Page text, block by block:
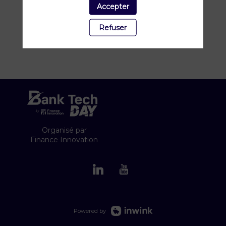
Organisé par
Finance Innovation
Powered by
Accepter
Refuser